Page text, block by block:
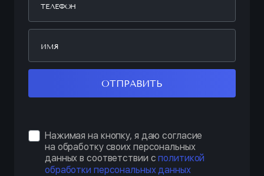
ОТПРАВИТЬ
Нажимая на кнопку, я даю согласие
на обработку своих персональных
данных в соответствии сполитикой
обработки персональных данных